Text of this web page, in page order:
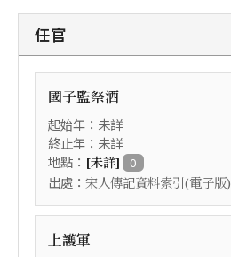
任官
國子監祭酒
起始年：未詳
終止年：未詳
地點： [未詳] 0
出處： 宋人傳記資料索引(電子版)
上護軍